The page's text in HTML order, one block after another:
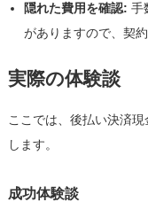
隠れた費用を確認: 手
がありますので、契
実際の体験談
ここでは、後払い決済
します。
成功体験談